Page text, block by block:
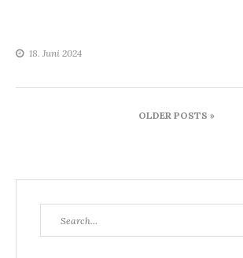
18. Juni 2024
OLDER POSTS »
for: